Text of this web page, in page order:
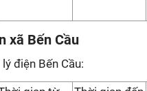
xã Bến Cầu
điện Bến Cầu: